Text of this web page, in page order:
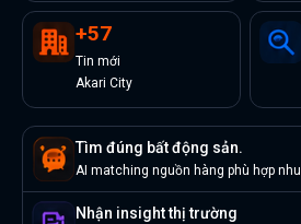
+57
Tin mới
Akari City
Tìm đúng bất động sản.
AI matching nguồn hàng phù hợp
Nhận insight thị trường